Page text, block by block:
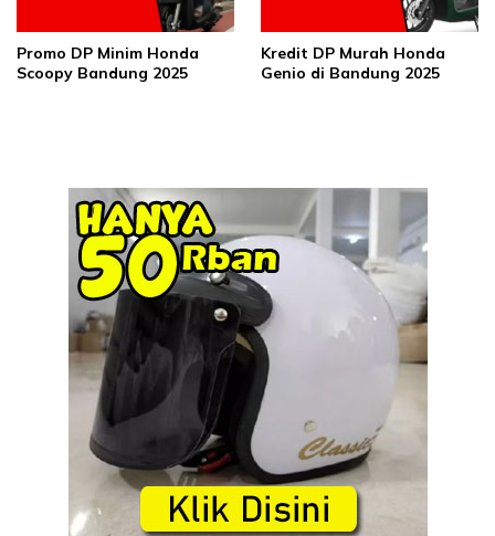
Promo DP Minim Honda
Scoopy Bandung 2025
Kredit DP Murah Honda
Genio di Bandung 2025